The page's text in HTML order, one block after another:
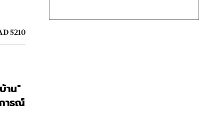
5210
าน"
ารณ์